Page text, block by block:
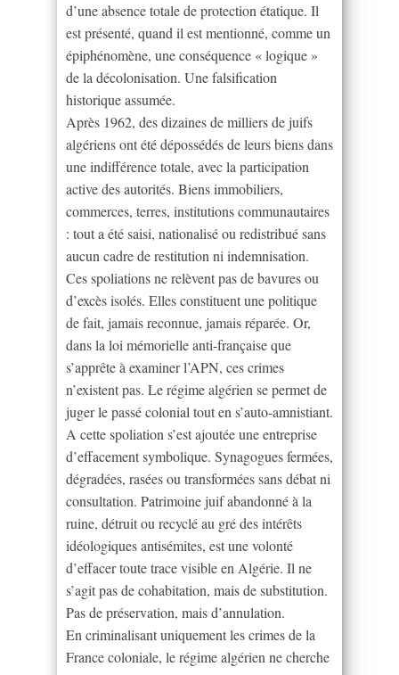
d’une absence totale de protection étatique. Il
est présenté, quand il est mentionné, comme un
épiphénomène, une conséquence « logique »
de la décolonisation. Une falsification
historique assumée.
Après 1962, des dizaines de milliers de juifs
algériens ont été dépossédés de leurs biens dans
une indifférence totale, avec la participation
active des autorités. Biens immobiliers,
commerces, terres, institutions communautaires
: tout a été saisi, nationalisé ou redistribué sans
aucun cadre de restitution ni indemnisation.
Ces spoliations ne relèvent pas de bavures ou
d’excès isolés. Elles constituent une politique
de fait, jamais reconnue, jamais réparée. Or,
dans la loi mémorielle anti-française que
s’apprête à examiner l’APN, ces crimes
n’existent pas. Le régime algérien se permet de
juger le passé colonial tout en s’auto-amnistiant.
A cette spoliation s’est ajoutée une entreprise
d’effacement symbolique. Synagogues fermées,
dégradées, rasées ou transformées sans débat ni
consultation. Patrimoine juif abandonné à la
ruine, détruit ou recyclé au gré des intérêts
idéologiques antisémites, est une volonté
d’effacer toute trace visible en Algérie. Il ne
s’agit pas de cohabitation, mais de substitution.
Pas de préservation, mais d’annulation.
En criminalisant uniquement les crimes de la
France coloniale, le régime algérien ne cherche